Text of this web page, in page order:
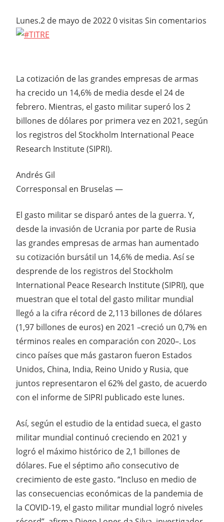
Lunes.2 de mayo de 20220 visitas Sin comentarios
La cotización de las grandes empresas de armas
ha crecido un 14,6% de media desde el 24 de
febrero. Mientras, el gasto militar superó los 2
billones de dólares por primera vez en 2021, según
los registros del Stockholm International Peace
Research Institute (SIPRI).
Andrés Gil
Corresponsal en Bruselas —
El gasto militar se disparó antes de la guerra. Y,
desde la invasión de Ucrania por parte de Rusia
las grandes empresas de armas han aumentado
su cotización bursátil un 14,6% de media. Así se
desprende de los registros del Stockholm
International Peace Research Institute (SIPRI), que
muestran que el total del gasto militar mundial
llegó a la cifra récord de 2,113 billones de dólares
(1,97 billones de euros) en 2021 –creció un 0,7% en
términos reales en comparación con 2020–. Los
cinco países que más gastaron fueron Estados
Unidos, China, India, Reino Unido y Rusia, que
juntos representaron el 62% del gasto, de acuerdo
con el informe de SIPRI publicado este lunes.
Así, según el estudio de la entidad sueca, el gasto
militar mundial continuó creciendo en 2021 y
logró el máximo histórico de 2,1 billones de
dólares. Fue el séptimo año consecutivo de
crecimiento de este gasto. “Incluso en medio de
las consecuencias económicas de la pandemia de
la COVID-19, el gasto militar mundial logró niveles